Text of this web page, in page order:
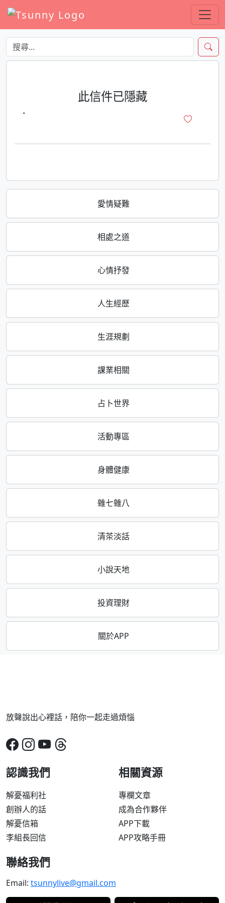
愛情疑難
相處之道
心情抒發
人生經歷
生涯規劃
課業相關
占卜世界
活動專區
身體健康
雜七雜八
清茶淡話
小說天地
投資理財
關於APP
此信件已隱藏
·
放聲說出心裡話，陪你一起走過煩惱
認識我們
解憂福利社
創辦人的話
解憂信箱
李組長回信
相關資源
專欄文章
成為合作夥伴
APP下載
APP攻略手冊
聯絡我們
Email: tsunnylive@gmail.com